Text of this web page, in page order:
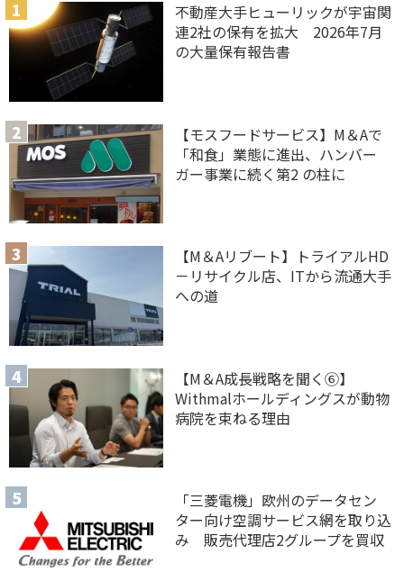
不動産大手ヒューリックが宇宙関
連2社の保有を拡大 2026年7月
の大量保有報告書
【モスフードサービス】M＆Aで
「和食」業態に進出、ハンバー
ガー事業に続く第2 の柱に
【M＆Aリブート】トライアルHD
－リサイクル店、ITから流通大手
への道
【M＆A 成長戦略を聞く⑥】
Withmalホールディングスが動物
病院を束ねる理由
「三菱電機」欧州のデータセン
ター向け空調サービス網を取り込
み 販売代理店2グループを買収